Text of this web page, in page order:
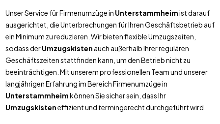
Unser Service für Firmenumzüge in Unterstammheimist darauf
ausgerichtet, die Unterbrechungen für Ihren Geschäftsbetrieb auf
ein Minimum zu reduzieren. Wir bieten flexible Umzugszeiten,
sodass derUmzugskisten auch außerhalb Ihrer regulären
Geschäftszeiten stattfinden kann, um den Betrieb nicht zu
beeinträchtigen. Mit unserem professionellen Team und unserer
langjährigen Erfahrung im Bereich Firmenumzüge in
Unterstammheimkönnen Sie sicher sein, dass Ihr
Umzugskisteneffizient und termingerecht durchgeführt wird.